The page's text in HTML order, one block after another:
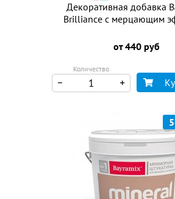
Декоративная добавка
Brilliance с мерцающим
от 440 руб
Количество